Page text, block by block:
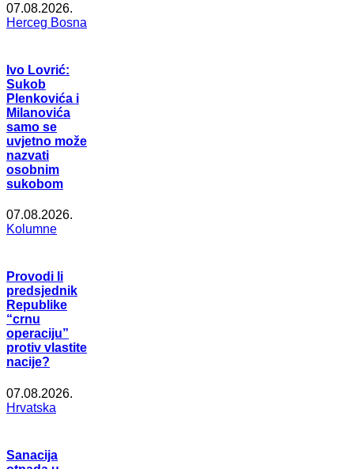
07.08.2026.
Herceg Bosna
Ivo Lovrić:
Sukob
Plenkovića i
Milanovića
samo se
uvjetno može
nazvati
osobnim
sukobom
07.08.2026.
Kolumne
Provodi li
predsjednik
Republike
“crnu
operaciju”
protiv vlastite
nacije?
07.08.2026.
Hrvatska
Sanacija